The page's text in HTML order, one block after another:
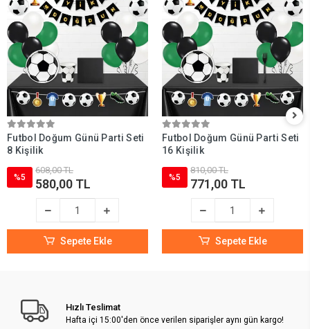
Futbol Doğum Günü Parti Seti
8 Kişilik
%5
608,00 TL
580,00 TL
Sepete Ekle
Futbol Doğum Günü Parti Seti
16 Kişilik
%5
810,00 TL
771,00 TL
Sepete Ekle
Hızlı Teslimat
Hafta içi 15:00'den önce verilen siparişler aynı gün kargo!